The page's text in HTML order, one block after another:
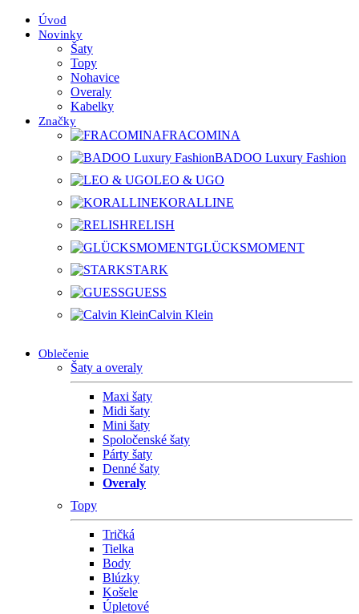
Úvod
Novinky
Šaty
Topy
Nohavice
Overaly
Kabelky
Značky
FRACOMINA
BADOO Luxury Fashion
LEO & UGO
KORALLINE
RELISH
GLÜCKSMOMENT
STARK
GUESS
Calvin Klein
Oblečenie
Šaty a overaly
Maxi šaty
Midi šaty
Mini šaty
Spoločenské šaty
Párty šaty
Denné šaty
Overaly
Topy
Tričká
Tielka
Body
Blúzky
Košele
Úpletové